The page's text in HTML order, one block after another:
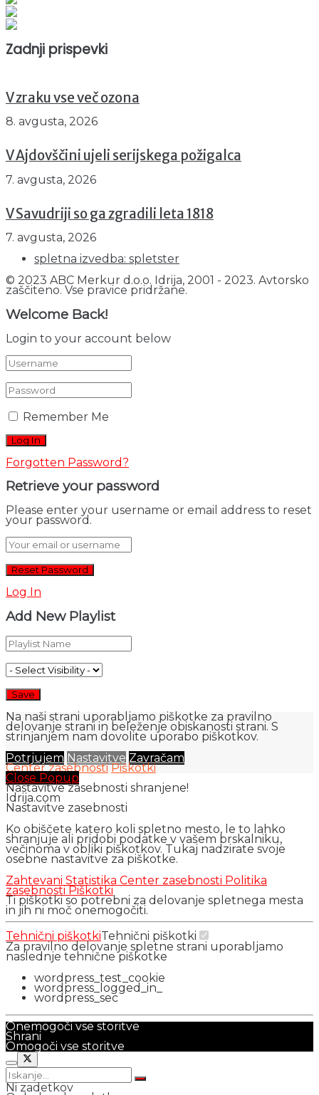
Zadnji prispevki
V zraku vse več ozona
8. avgusta, 2026
V Ajdovščini ujeli serijskega požigalca
7. avgusta, 2026
V Savudriji so ga zgradili leta 1818
7. avgusta, 2026
spletna izvedba: spletster
© 2023 ABC Merkur d.o.o. Idrija, 2001 - 2023. Avtorsko
zaščiteno. Vse pravice pridržane.
Welcome Back!
Login to your account below
Remember Me
Forgotten Password?
Retrieve your password
Please enter your username or email address to reset
your password.
Log In
Add New Playlist
Na naši strani uporabljamo piškotke za pravilno
delovanje strani in beleženje obiskanosti strani. S
strinjanjem nam dovolite uporabo piškotkov.
Potrjujem Nastavitve Zavračam
Center zasebnosti Piškotki
Close Popup
Nastavitve zasebnosti shranjene!
Idrija.com
Nastavitve zasebnosti
Ko obiščete katero koli spletno mesto, le to lahko
shranjuje ali pridobi podatke v vašem brskalniku,
večinoma v obliki piškotkov. Tukaj nadzirate svoje
osebne nastavitve za piškotke.
Zahtevani Statistika Center zasebnosti Politika
zasebnostiPiškotki
Ti piškotki so potrebni za delovanje spletnega mesta
in jih ni moč onemogočiti.
Tehnični piškotkiTehnični piškotki
Za pravilno delovanje spletne strani uporabljamo
naslednje tehnične piškotke
wordpress_test_cookie
wordpress_logged_in_
wordpress_sec
Onemogoči vse storitve
Shrani
Omogoči vse storitve
Ni zadetkov